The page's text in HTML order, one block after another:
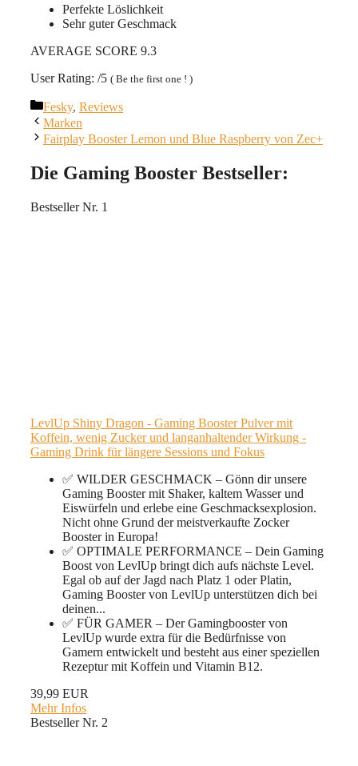
Perfekte Löslichkeit
Sehr guter Geschmack
AVERAGE SCORE 9.3
User Rating: /5 ( Be the first one ! )
Kategorien
Fesky, Reviews
Marken
Fairplay Booster Lemon und Blue Raspberry von Zec+
Die Gaming Booster Bestseller:
Bestseller Nr. 1
LevlUp Shiny Dragon - Gaming Booster Pulver mit
Koffein, wenig Zucker und langanhaltender Wirkung -
Gaming Drink für längere Sessions und Fokus
✅ WILDER GESCHMACK – Gönn dir unsere
Gaming Booster mit Shaker, kaltem Wasser und
Eiswürfeln und erlebe eine Geschmacksexplosion.
Nicht ohne Grund der meistverkaufte Zocker
Booster in Europa!
✅ OPTIMALE PERFORMANCE – Dein Gaming
Boost von LevlUp bringt dich aufs nächste Level.
Egal ob auf der Jagd nach Platz 1 oder Platin,
Gaming Booster von LevlUp unterstützen dich bei
deinen...
✅ FÜR GAMER – Der Gamingbooster von
LevlUp wurde extra für die Bedürfnisse von
Gamern entwickelt und besteht aus einer speziellen
Rezeptur mit Koffein und Vitamin B12.
39,99 EUR
Mehr Infos
Bestseller Nr. 2